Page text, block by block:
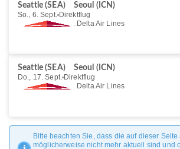
Seattle (SEA)
Seoul (ICN)
So., 6. Sept. Direktflug
Delta Air Lines
Seattle (SEA)
Seoul (ICN)
Do., 17. Sept. Direktflug
Delta Air Lines
Bitte beachten Sie, dass die auf dieser
möglicherweise nicht mehr aktuell sind und